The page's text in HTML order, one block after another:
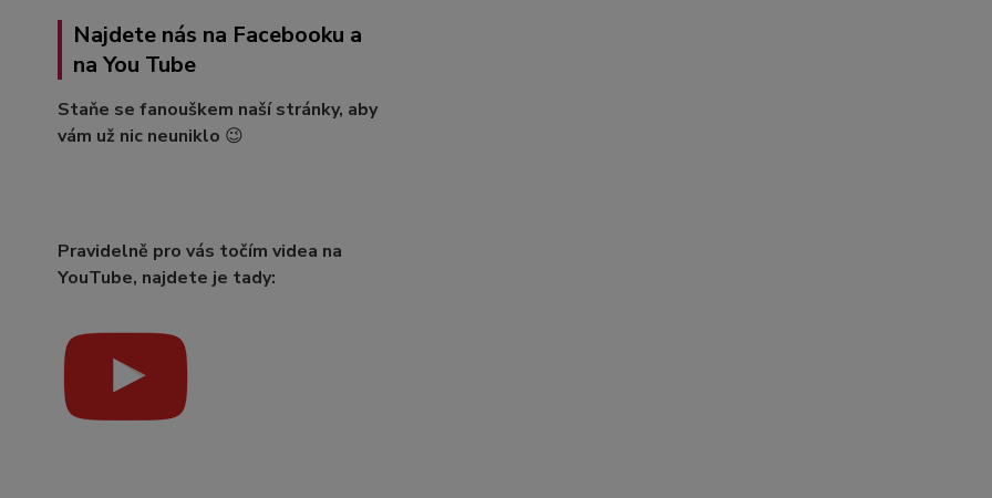
Najdete nás na Facebooku a
na You Tube
Staňe se fanouškem naší stránky, aby
vám už nic neuniklo 😉
Pravidelně pro vás točím videa na
YouTube, najdete je tady: